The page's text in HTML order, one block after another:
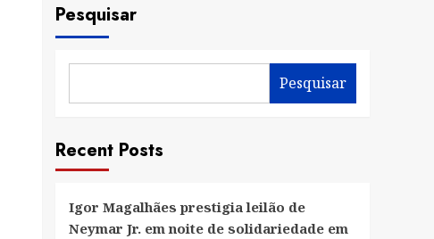
Pesquisar
Pesquisar
Recent Posts
Igor Magalhães prestigia leilão de
Neymar Jr. em noite de solidariedade em